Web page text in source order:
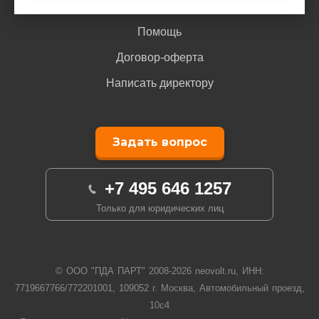
Помощь
Договор-оферта
Написать директору
Задать вопрос
+7 495 646 1257
Только для юридических лиц
© ООО "ПДА ПАРТ" 2008-2026neovolt.ru, ИНН:
7719667766/772201001, 109052 г. Москва, Автомобильный проезд,
10с4